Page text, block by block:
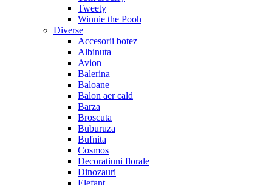
Tweety
Winnie the Pooh
Diverse
Accesorii botez
Albinuta
Avion
Balerina
Baloane
Balon aer cald
Barza
Broscuta
Buburuza
Bufnita
Cosmos
Decoratiuni florale
Dinozauri
Elefant